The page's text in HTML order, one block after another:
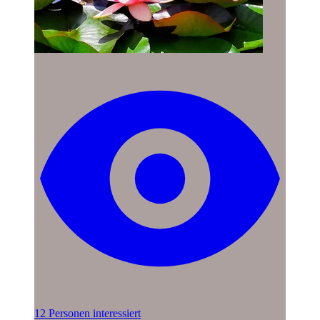
12 Personen interessiert